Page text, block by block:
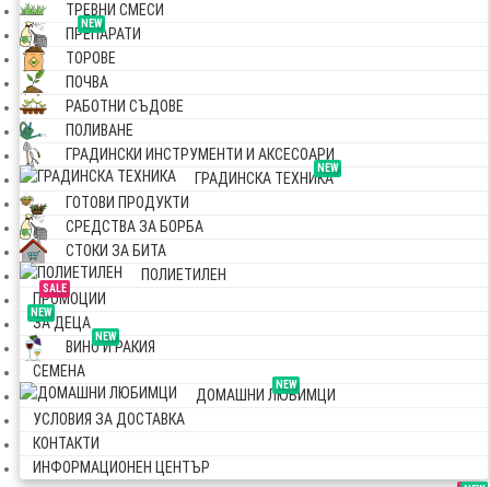
ТРЕВНИ СМЕСИ
NEW
ПРЕПАРАТИ
ТОРОВЕ
ПОЧВА
РАБОТНИ СЪДОВЕ
ПОЛИВАНЕ
ГРАДИНСКИ ИНСТРУМЕНТИ И АКСЕСОАРИ
NEW
ГРАДИНСКА ТЕХНИКА
ГОТОВИ ПРОДУКТИ
СРЕДСТВА ЗА БОРБА
СТОКИ ЗА БИТА
ПОЛИЕТИЛЕН
SALE
ПРОМОЦИИ
NEW
ЗА ДЕЦА
NEW
ВИНО И РАКИЯ
СЕМЕНА
NEW
ДОМАШНИ ЛЮБИМЦИ
УСЛОВИЯ ЗА ДОСТАВКА
КОНТАКТИ
ИНФОРМАЦИОНЕН ЦЕНТЪР